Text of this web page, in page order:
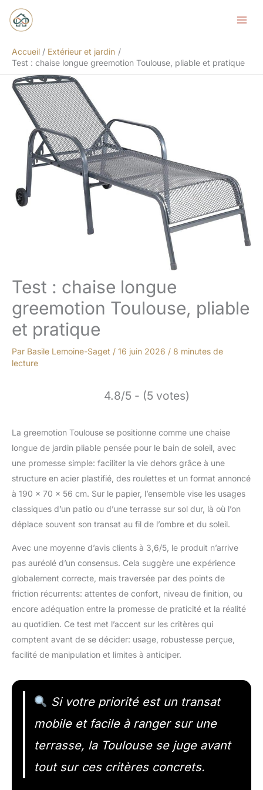
Accueil
Extérieur et jardin
Test : chaise longue greemotion Toulouse, pliable et pratique
Test : chaise longue
greemotion Toulouse, pliable
et pratique
Par Basile Lemoine-Saget / 16 juin 2026 / 8 minutes de
lecture
4.8/5 - (5 votes)
La greemotion Toulouse se positionne comme une chaise
longue de jardin pliable pensée pour le bain de soleil, avec
une promesse simple: faciliter la vie dehors grâce à une
structure en acier plastifié, des roulettes et un format annoncé
à 190 x 70 x 56 cm. Sur le papier, l’ensemble vise les usages
classiques d’un patio ou d’une terrasse sur sol dur, là où l’on
déplace souvent son transat au fil de l’ombre et du soleil.
Avec une moyenne d’avis clients à 3,6/5, le produit n’arrive
pas auréolé d’un consensus. Cela suggère une expérience
globalement correcte, mais traversée par des points de
friction récurrents: attentes de confort, niveau de finition, ou
encore adéquation entre la promesse de praticité et la réalité
au quotidien. Ce test met l’accent sur les critères qui
comptent avant de se décider: usage, robustesse perçue,
facilité de manipulation et limites à anticiper.
Si votre priorité est un transat
mobile et facile à ranger sur une
terrasse, la Toulouse se juge avant
tout sur ces critères concrets.
Rechercher